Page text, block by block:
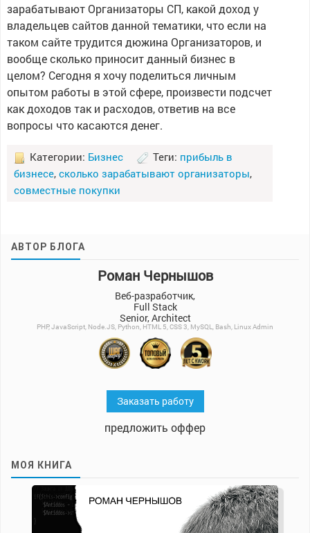
зарабатывают Организаторы СП, какой доход у
владельцев сайтов данной тематики, что если на
таком сайте трудится дюжина Организаторов, и
вообще сколько приносит данный бизнес в
целом? Сегодня я хочу поделиться личным
опытом работы в этой сфере, произвести подсчет
как доходов так и расходов, ответив на все
вопросы что касаются денег.
Категории: Бизнес Теги: прибыль в
бизнесе, сколько зарабатывают организаторы,
совместные покупки
АВТОР БЛОГА
Роман Чернышов
Веб-разработчик,
Full Stack
Senior, Architect
PHP, JavaScript, Node.JS, Python, HTML 5, CSS 3, MySQL, Bash, Linux Admin
Заказать работу
предложить оффер
МОЯ КНИГА